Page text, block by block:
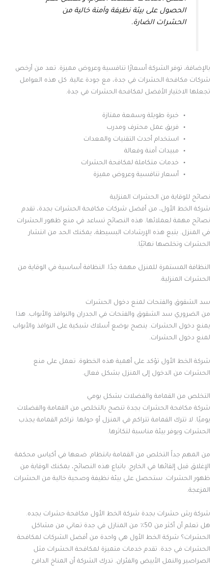
الحصول على بيئة نظيفة وآمنة خالية من
الحشرات الضارة.
بالإضافة، توفر الشركة أسعارًا تنافسية وعروض مميزة. تعد من أرخص
شركات مكافحة الحشرات في جدة، مع جودة عالية. كل هذه العوامل
تجعلها الاختيار الأفضل لمكافحة الحشرات في جدة.
خبرة طويلة وسمعة ممتازة
فريق عمل محترف ومدرب
استخدام أحدث التقنيات والمعدات
مبيدات آمنة وفعالة
خدمات متكاملة لمكافحة الحشرات
أسعار تنافسية وعروض مميزة
نصائح للوقاية من الحشرات المنزلية
شركة الخط الأول، من أفضل شركات مكافحة الحشرات بجدة، تقدم
نصائح مهمة لعملائها. هذه النصائح تساعد في منع ظهور الحشرات
في المنزل. بتبع هذه الإرشادات البسيطة، يمكنك الحد من انتشار
الحشرات وتخلصها نهائيًا.
النظافة المستمرة للمنزل مهمة جدًا. النظافة أساسية في الوقاية من
الحشرات المنزلية.
سد الشقوق والفتحات لمنع دخول الحشرات
من الضروري سد الشقوق والفتحات في الجدران والنوافذ والأبواب. هذا
يمنع دخول الحشرات. ينصح بوضع أسلاك شبكية على النوافذ والأبواب
لمنع دخول الحشرات.
شركة الخط الأول تؤكد على أهمية هذه الخطوة. تعمل على منع
الحشرات من الدخول إلى المنزل بشكل فعال.
التخلص من القمامة والفضلات بشكل يومي
شركة مكافحة الحشرات بجدة تنصح بالتخلص من القمامة والفضلات
يوميًا. لا تترك القمامة تتراكم في المنزل أو حولها. تراكم القمامة يجذب
الحشرات ويوفر بيئة مناسبة لتكاثرها.
من المهم جداً التخلص من القمامة بانتظام. ضعها في أكياس محكمة
الإغلاق قبل إلقائها في الخارج. باتباع هذه النصائح، يمكنك الوقاية من
ظهور الحشرات. ستحصل على بيئة نظيفة وصحية خالية من الحشرات
المزعجة.
شركة رش حشرات بجدة شركة الخط الأول مكافحة حشرات بجده.
هل تعلم أن أكثر من 50٪ من المنازل في جدة تعاني من مشاكل
الحشرات؟ شركة الخط الأول هي واحدة من أفضل الشركات لمكافحة
الحشرات في جدة. تقدم خدمات متميزة لمكافحة الحشرات مثل
الصراصير والنمل الأبيض والفئران. تدرك الشركة أن المناخ الدافئ